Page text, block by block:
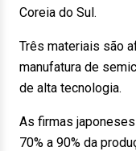
Coreia do Sul.
Três materiais são
manufatura de
de alta tecnologia.
As firmas
70% a 90% da